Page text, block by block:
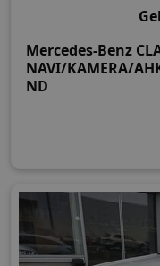
Mercedes-Benz
NAVI/KAMERA/
ND